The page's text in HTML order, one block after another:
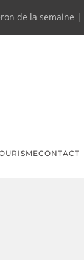
de la semaine |
CONTACT